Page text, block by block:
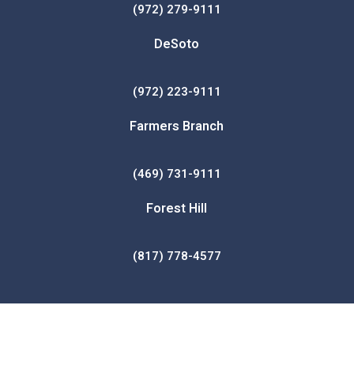
(972) 279-9111
DeSoto
(972) 223-9111
Farmers Branch
(469) 731-9111
Forest Hill
(817) 778-4577